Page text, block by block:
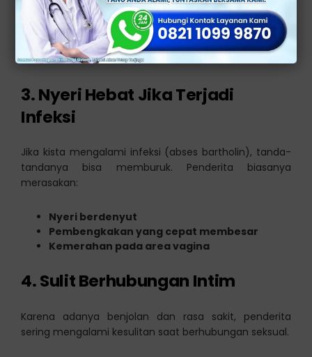
Benjolan kista bartholin bisa sebabkan rasa mengganjal
dan tidak nyaman, terutama saat duduk atau berjalan.
Beberapa penderita juga sering mengeluhkan rasa
seperti tekanan di area intim.
3. Nyeri Hebat Jika Terjadi
Infeksi
Jika kista mengalami infeksi (abses bartholin), tanda-
tandanya bisa memburuk. Penderita biasanya
merasakan:
Nyeri berdenyut
Pembengkakan yang cepat membesar
Kemerahan pada area vagina
4. Sulit Berhubungan Intim
Karena adanya benjolan dan rasa sakit, penderita
sering mengalami kesulitan saat berhubungan seksual.